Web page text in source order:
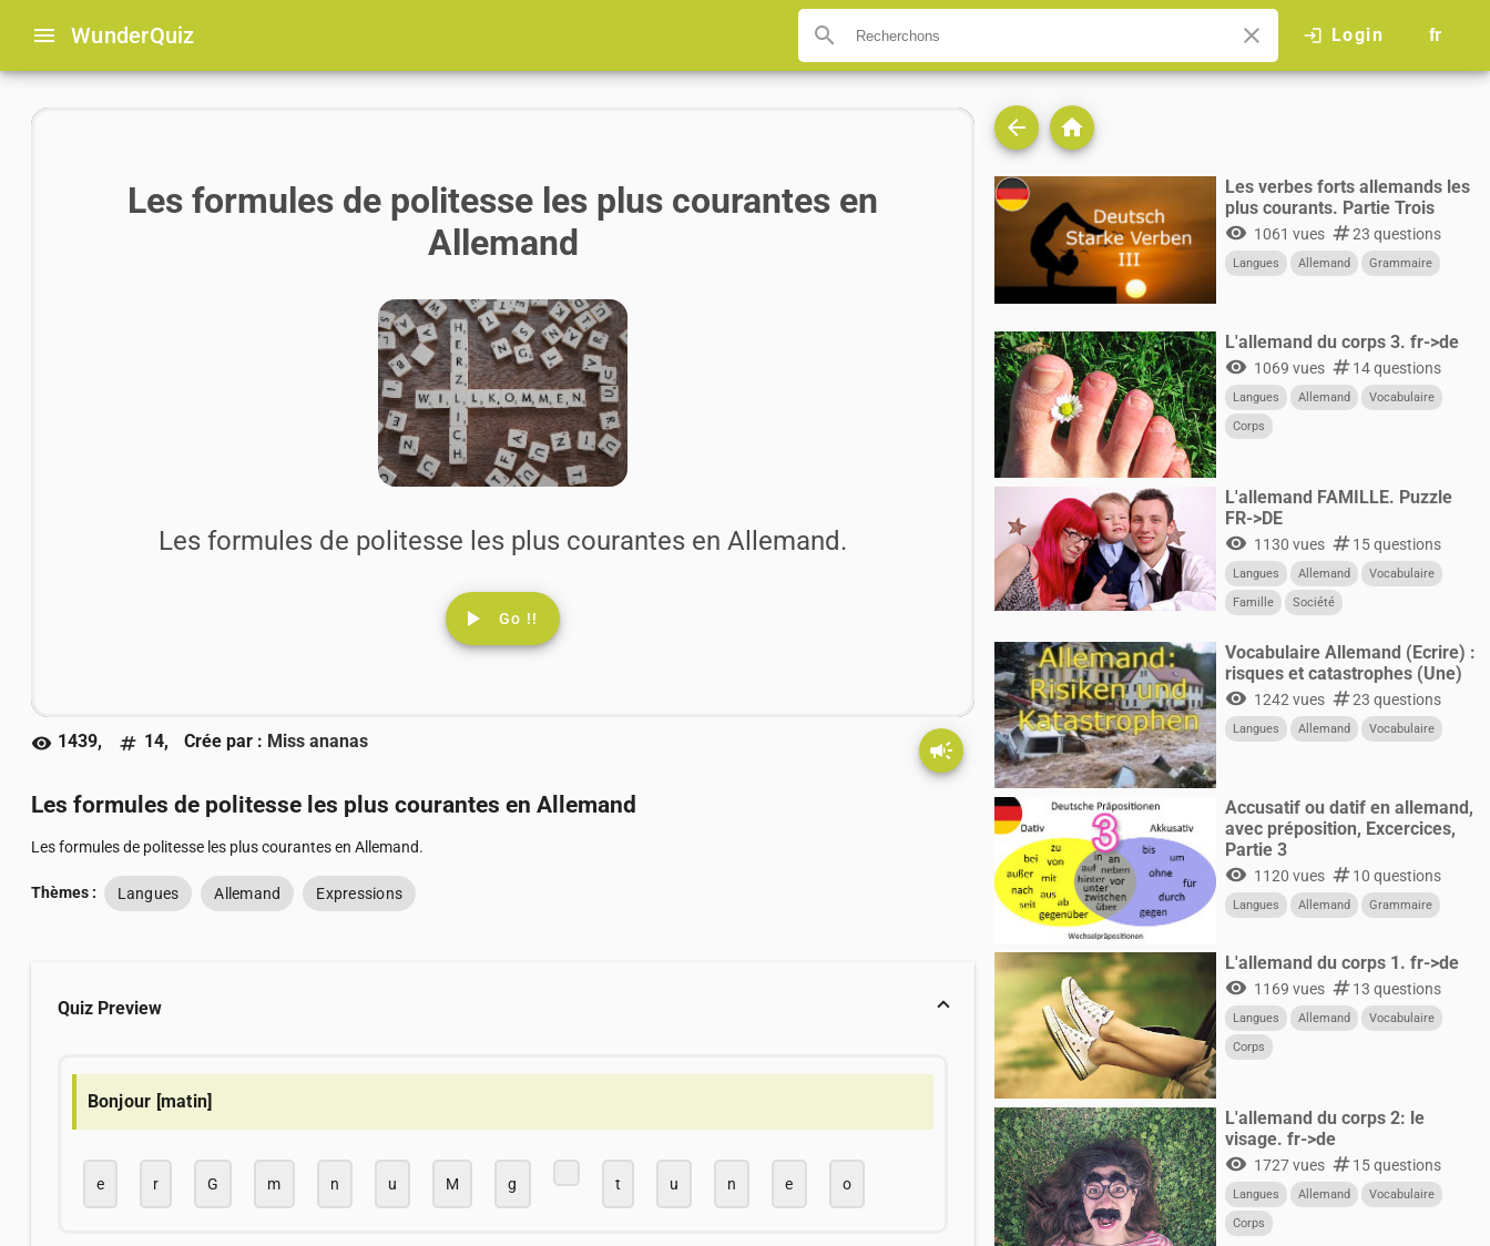
menu WunderQuiz search close login Login fr
Les formules de politesse les plus courantes en
Allemand
Les formules de politesse les plus courantes en Allemand.
play_arrow Go !!
visibility 1439, numbers 14, Crée par : Miss ananas campaign
Les formules de politesse les plus courantes en Allemand
Les formules de politesse les plus courantes en Allemand.
Thèmes : Langues Allemand Expressions
Quiz Preview
Bonjour [matin]
e r G m n u M g t u n e o
arrow_back home
Les verbes forts allemands les
plus courants. Partie Trois
visibility 1061 vues numbers23 questions
Langues Allemand Grammaire
L'allemand du corps 3. fr->de
visibility 1069 vues numbers14 questions
Langues Allemand
Vocabulaire
Corps
L'allemand FAMILLE. Puzzle
FR->DE
visibility 1130 vues numbers15 questions
Langues Allemand
Vocabulaire
Famille
Société
Vocabulaire Allemand (Ecrire) :
risques et catastrophes (Une)
visibility 1242 vues numbers23 questions
Langues Allemand Vocabulaire
Accusatif ou datif en allemand,
avec préposition, Excercices,
Partie 3
visibility 1120 vues numbers10 questions
Langues Allemand Grammaire
L'allemand du corps 1. fr->de
visibility 1169 vues numbers13 questions
Langues Allemand
Vocabulaire
Corps
L'allemand du corps 2: le
visage. fr->de
visibility 1727 vues numbers15 questions
Langues Allemand
Vocabulaire
Corps